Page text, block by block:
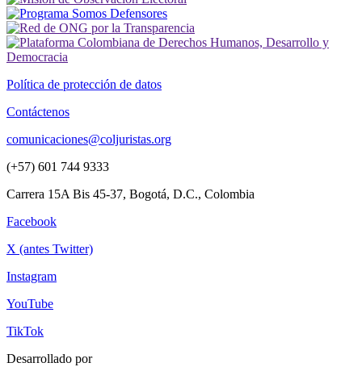
Política de protección de datos
Contáctenos
comunicaciones@coljuristas.org
(+57) 601 744 9333
Carrera 15A Bis 45-37, Bogotá, D.C., Colombia
Facebook
X (antes Twitter)
Instagram
YouTube
TikTok
Desarrollado por